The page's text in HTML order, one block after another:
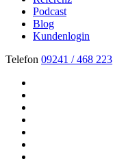
Podcast
Blog
Kundenlogin
Telefon 09241 / 468 223